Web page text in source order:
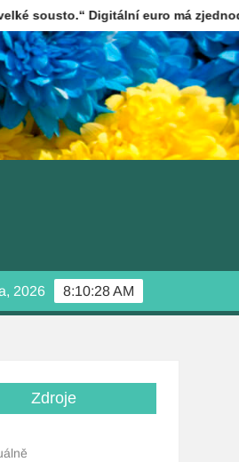
Digitální euro má zjednodušit
8:10:29 AM
2026
Zdroje